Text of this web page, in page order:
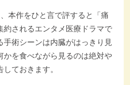
本作をひと言で評すると「痛
約されるエンタメ医療ドラマで
手術シーンは内臓がはっきり見
かを食べながら見るのは絶対や
ておきます。